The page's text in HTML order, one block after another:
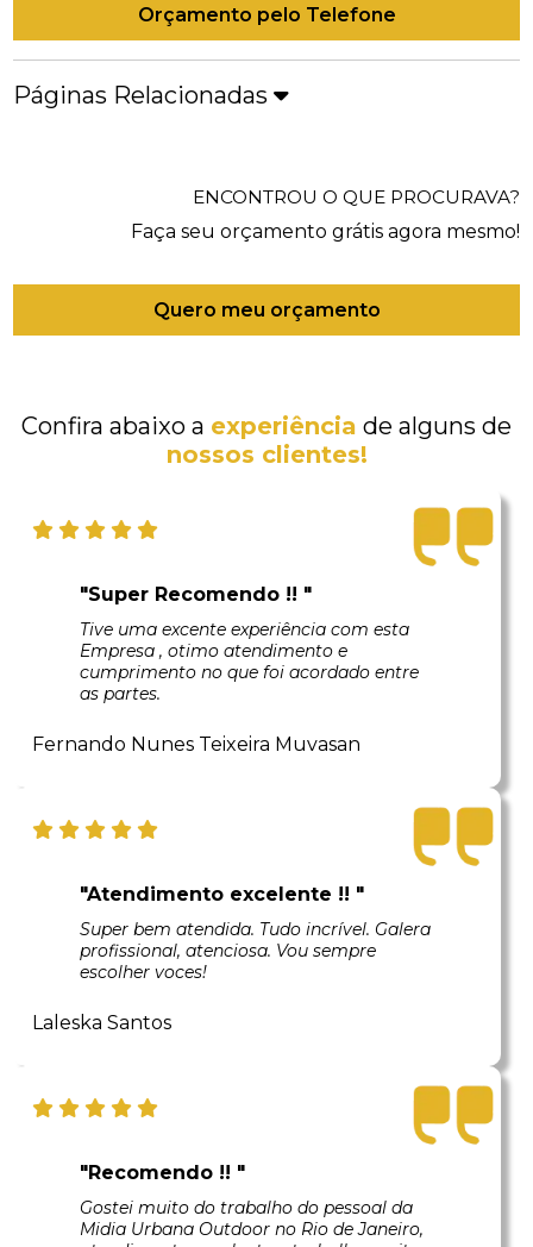
Orçamento pelo Telefone
Páginas Relacionadas
ENCONTROU O QUE PROCURAVA?
Faça seu orçamento grátis agora mesmo!
Quero meu orçamento
Confira abaixo a experiência de alguns de
nossos clientes!
"Super Recomendo !! "
Tive uma excente experiência com esta
Empresa , otimo atendimento e
cumprimento no que foi acordado entre
as partes.
Fernando Nunes Teixeira Muvasan
"Atendimento excelente !! "
Super bem atendida. Tudo incrível. Galera
profissional, atenciosa. Vou sempre
escolher voces!
Laleska Santos
"Recomendo !! "
Gostei muito do trabalho do pessoal da
Midia Urbana Outdoor no Rio de Janeiro,